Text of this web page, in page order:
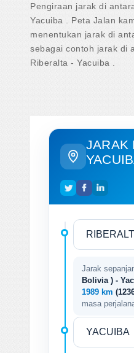
Pengiraan jarak di
Yacuiba . Peta Jalan
menentukan jarak di
sebagai contoh jarak di
Riberalta - Yacuiba .
JARAK
Jarak
Bolivia ) -
1989 km
masa